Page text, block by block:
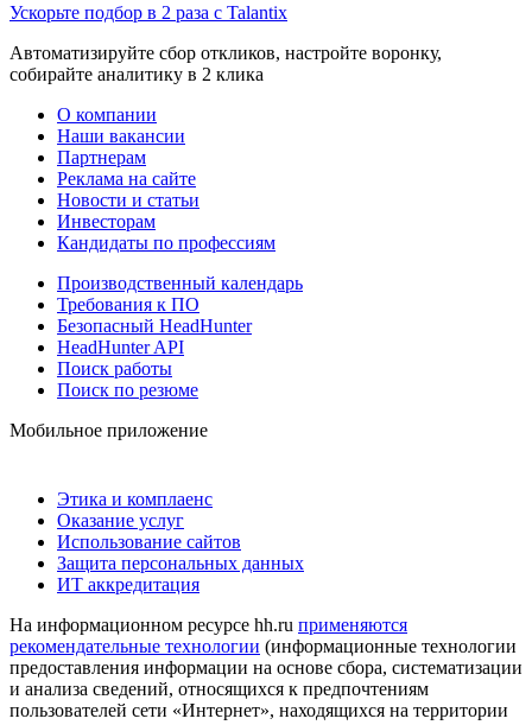
Ускорьте подбор в 2 раза с Talantix
Автоматизируйте сбор откликов, настройте воронку,
собирайте аналитику в 2 клика
О компании
Наши вакансии
Партнерам
Реклама на сайте
Новости и статьи
Инвесторам
Кандидаты по профессиям
Производственный календарь
Требования к ПО
Безопасный HeadHunter
HeadHunter API
Поиск работы
Поиск по резюме
Мобильное приложение
Этика и комплаенс
Оказание услуг
Использование сайтов
Защита персональных данных
ИТ аккредитация
На информационном ресурсе hh.ru применяются
рекомендательные технологии (информационные технологии
предоставления информации на основе сбора, систематизации
и анализа сведений, относящихся к предпочтениям
пользователей сети «Интернет», находящихся на территории